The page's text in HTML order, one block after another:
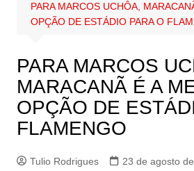
PARA MARCOS UCHÔA,
OPÇÃO DE ESTÁDIO PARA O
PARA MARCOS
MARACANÃ É A
OPÇÃO DE
FLAMENGO
Tulio Rodrigues
23 de agosto